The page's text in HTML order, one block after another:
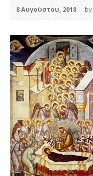
8 Αυγούστου, 2018 by